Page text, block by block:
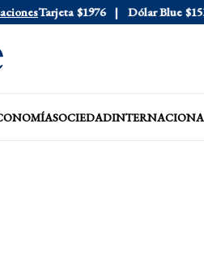
Tarjeta $1976 Dólar Blue $1530
SOCIEDAD